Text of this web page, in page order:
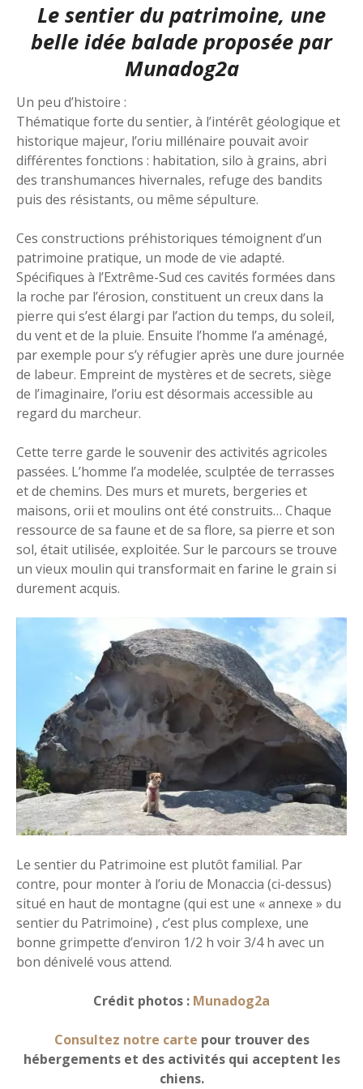
Le sentier du patrimoine, une
belle idée balade proposée par
Munadog2a
Un peu d’histoire :
Thématique forte du sentier, à l’intérêt géologique et
historique majeur, l’oriu millénaire pouvait avoir
différentes fonctions : habitation, silo à grains, abri
des transhumances hivernales, refuge des bandits
puis des résistants, ou même sépulture.
Ces constructions préhistoriques témoignent d’un
patrimoine pratique, un mode de vie adapté.
Spécifiques à l’Extrême-Sud ces cavités formées dans
la roche par l’érosion, constituent un creux dans la
pierre qui s’est élargi par l’action du temps, du soleil,
du vent et de la pluie. Ensuite l’homme l’a aménagé,
par exemple pour s’y réfugier après une dure journée
de labeur. Empreint de mystères et de secrets, siège
de l’imaginaire, l’oriu est désormais accessible au
regard du marcheur.
Cette terre garde le souvenir des activités agricoles
passées. L’homme l’a modelée, sculptée de terrasses
et de chemins. Des murs et murets, bergeries et
maisons, orii et moulins ont été construits… Chaque
ressource de sa faune et de sa flore, sa pierre et son
sol, était utilisée, exploitée. Sur le parcours se trouve
un vieux moulin qui transformait en farine le grain si
durement acquis.
Le sentier du Patrimoine est plutôt familial. Par
contre, pour monter à l’oriu de Monaccia (ci-dessus)
situé en haut de montagne (qui est une « annexe » du
sentier du Patrimoine) , c’est plus complexe, une
bonne grimpette d’environ 1/2 h voir 3/4 h avec un
bon dénivelé vous attend.
Crédit photos : Munadog2a
Consultez notre carte pour trouver des
hébergements et des activités qui acceptent les
chiens.